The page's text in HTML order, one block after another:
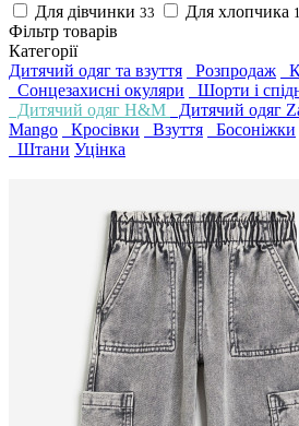
Для дівчинки 33 Для хлопчика
Фільтр товарів
Категорії
Дитячий одяг та взуття
Розпродаж
Сонцезахисні окуляри
Шорти і
Дитячий одяг H&M
Дитячий одяг
Mango
Кросівки Взуття Босоніжки
Штани Уцінка